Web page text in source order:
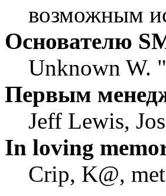
возможным
Основателю
Unknown W.
Первым
Jeff Lewis,
In loving
Crip, K@,